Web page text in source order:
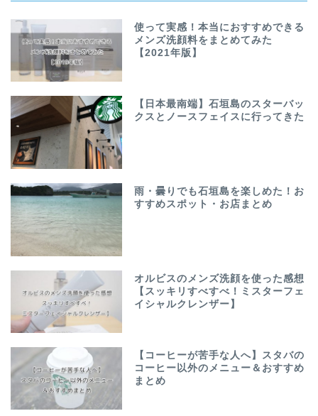
使って実感！本当におすすめできる
メンズ洗顔料をまとめてみた
【2021年版】
【日本最南端】石垣島のスターバッ
クスとノースフェイスに行ってきた
雨・曇りでも石垣島を楽しめた！お
すすめスポット・お店まとめ
オルビスのメンズ洗顔を使った感想
【スッキリすべすべ！ミスターフェ
イシャルクレンザー】
【コーヒーが苦手な人へ】スタバの
コーヒー以外のメニュー＆おすすめ
まとめ